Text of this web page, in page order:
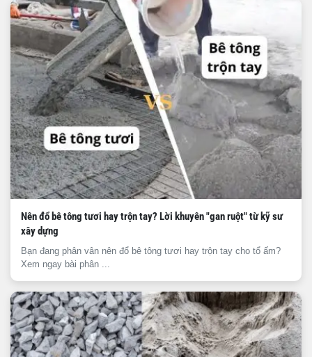
Nên đổ bê tông tươi hay trộn tay? Lời khuyên "gan ruột" từ kỹ sư
xây dựng
Bạn đang phân vân nên đổ bê tông tươi hay trộn tay cho tổ ấm?
Xem ngay bài phân ...